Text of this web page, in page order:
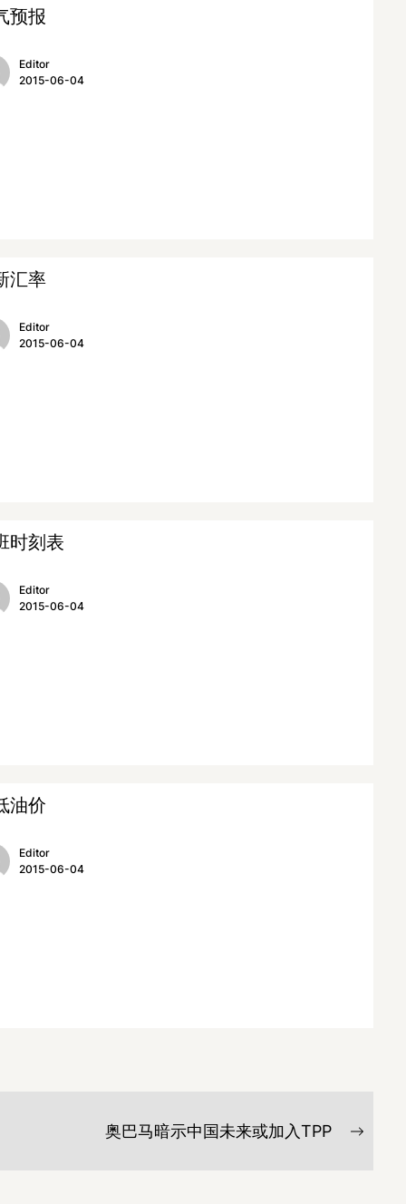
预报
Editor
2015-06-04
汇率
Editor
2015-06-04
时刻表
Editor
2015-06-04
油价
Editor
2015-06-04
奥巴马暗示中国未来或加入TPP